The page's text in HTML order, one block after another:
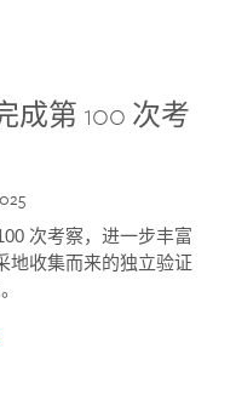
成第 100 次考
次考察，进一步丰富
地收集而来的独立验证